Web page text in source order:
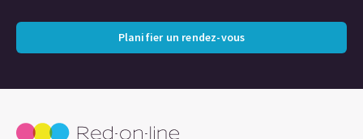
Planifier un rendez-vous